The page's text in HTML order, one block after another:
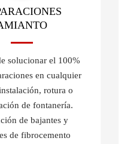
solucionar el 100%
en cualquier
rotura o
de fontanería.
de bajantes y
de fibrocemento